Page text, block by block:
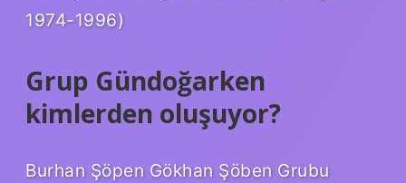
1974-1996)
Grup Gündoğarken
kimlerden oluşuyor?
Burhan Şöpen Gökhan Şöben Grubu